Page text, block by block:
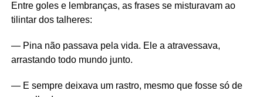
Entre goles e lembranças, as frases se misturavam ao
tilintar dos talheres:
— Pina não passava pela vida. Ele a atravessava,
arrastando todo mundo junto.
— E sempre deixava um rastro, mesmo que fosse só de